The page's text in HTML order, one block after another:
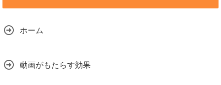
ホーム
動画がもたらす効果